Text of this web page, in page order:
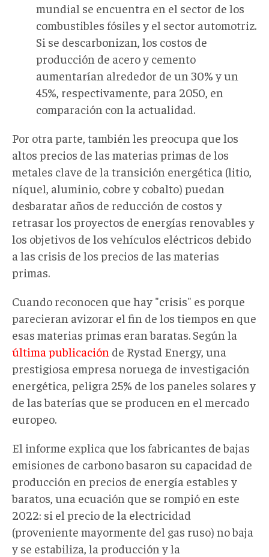
mundial se encuentra en el sector de los
combustibles fósiles y el sector automotriz.
Si se descarbonizan, los costos de
producción de acero y cemento
aumentarían alrededor de un 30% y un
45%, respectivamente, para 2050, en
comparación con la actualidad.
Por otra parte, también les preocupa que los
altos precios de las materias primas de los
metales clave de la transición energética (litio,
níquel, aluminio, cobre y cobalto) puedan
desbaratar años de reducción de costos y
retrasar los proyectos de energías renovables y
los objetivos de los vehículos eléctricos debido
a las crisis de los precios de las materias
primas.
Cuando reconocen que hay "crisis" es porque
parecieran avizorar el fin de los tiempos en que
esas materias primas eran baratas. Según la
última publicación de Rystad Energy, una
prestigiosa empresa noruega de investigación
energética, peligra 25% de los paneles solares y
de las baterías que se producen en el mercado
europeo.
El informe explica que los fabricantes de bajas
emisiones de carbono basaron su capacidad de
producción en precios de energía estables y
baratos, una ecuación que se rompió en este
2022: si el precio de la electricidad
(proveniente mayormente del gas ruso) no baja
y se estabiliza, la producción y la